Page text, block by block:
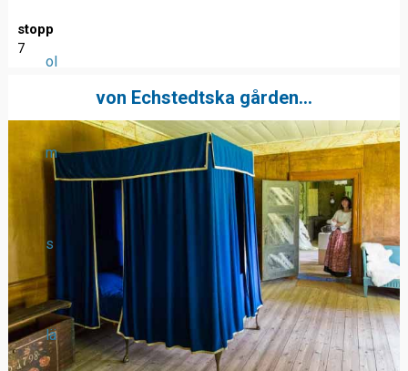
ol
m
s
lä
stopp
7
von Echstedtska gården...